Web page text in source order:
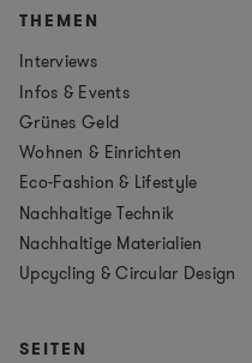
THEMEN
Interviews
Infos & Events
Grünes Geld
Wohnen & Einrichten
Eco-Fashion & Lifestyle
Nachhaltige Technik
Nachhaltige Materialien
Upcycling & Circular Design
SEITEN